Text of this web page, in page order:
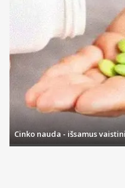
Cinko nauda - išsamus